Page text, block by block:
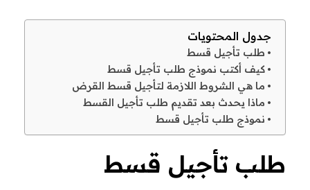
ب
ي
ل
جدول المحتويات
طلب تأجيل قسط
كيف أكتب نموذج طلب تأجيل قسط
ما هي الشروط اللازمة لتأجيل قسط القرض
ماذا يحدث بعد تقديم طلب تأجيل القسط
نموذج طلب تأجيل قسط
طلب تأجيل قسط